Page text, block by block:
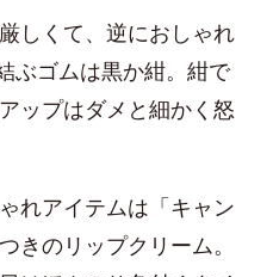
しくて、逆におしゃれ
ぶゴムは黒か紺。紺で
ップはダメと細かく怒
れアイテムは「キャン
きのリップクリーム。